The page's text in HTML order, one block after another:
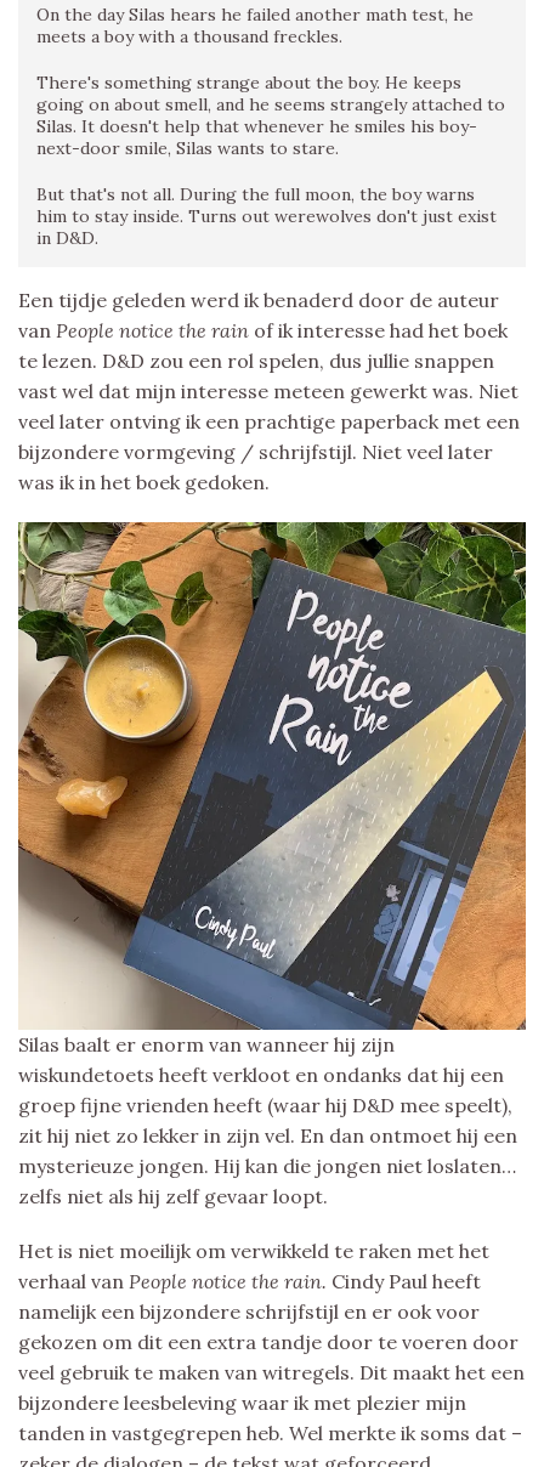
On the day Silas hears he failed another math test, he
meets a boy with a thousand freckles.
There's something strange about the boy. He keeps
going on about smell, and he seems strangely attached to
Silas. It doesn't help that whenever he smiles his boy-
next-door smile, Silas wants to stare.
But that's not all. During the full moon, the boy warns
him to stay inside. Turns out werewolves don't just exist
in D&D.
Een tijdje geleden werd ik benaderd door de auteur
van People notice the rain of ik interesse had het boek
te lezen. D&D zou een rol spelen, dus jullie snappen
vast wel dat mijn interesse meteen gewerkt was. Niet
veel later ontving ik een prachtige paperback met een
bijzondere vormgeving / schrijfstijl. Niet veel later
was ik in het boek gedoken.
Silas baalt er enorm van wanneer hij zijn
wiskundetoets heeft verkloot en ondanks dat hij een
groep fijne vrienden heeft (waar hij D&D mee speelt),
zit hij niet zo lekker in zijn vel. En dan ontmoet hij een
mysterieuze jongen. Hij kan die jongen niet loslaten…
zelfs niet als hij zelf gevaar loopt.
Het is niet moeilijk om verwikkeld te raken met het
verhaal van People notice the rain. Cindy Paul heeft
namelijk een bijzondere schrijfstijl en er ook voor
gekozen om dit een extra tandje door te voeren door
veel gebruik te maken van witregels. Dit maakt het een
bijzondere leesbeleving waar ik met plezier mijn
tanden in vastgegrepen heb. Wel merkte ik soms dat –